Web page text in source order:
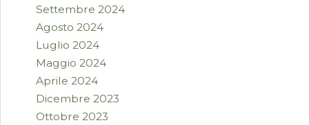
Settembre 2024
Agosto 2024
Luglio 2024
Maggio 2024
Aprile 2024
Dicembre 2023
Ottobre 2023